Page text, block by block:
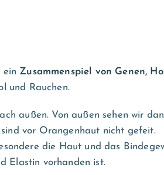
ein Zusammenspiel von Genen,
und Rauchen.
außen. Von außen sehen wir
vor Orangenhaut nicht gefeit.
die Haut und das
Elastin vorhanden ist.